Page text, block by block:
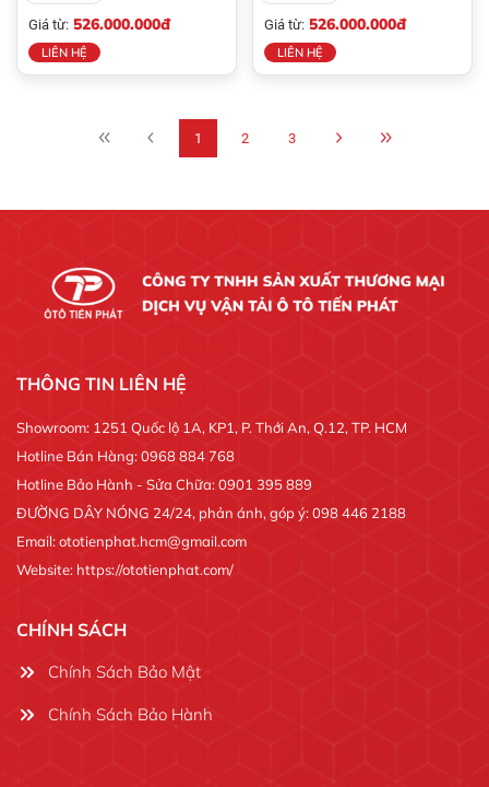
Giá từ: 526.000.000đ
LIÊN HỆ
Giá từ: 526.000.000đ
LIÊN HỆ
1 2 3
THÔNG TIN LIÊN HỆ
Showroom: 1251 Quốc lộ 1A, KP1, P. Thới An, Q.12, TP. HCM
Hotline Bán Hàng: 0968 884 768
Hotline Bảo Hành - Sửa Chữa: 0901 395 889
ĐƯỜNG DÂY NÓNG 24/24, phản ánh, góp ý: 098 446 2188
Email: ototienphat.hcm@gmail.com
Website: https://ototienphat.com/
CHÍNH SÁCH
Chính Sách Bảo Mật
Chính Sách Bảo Hành